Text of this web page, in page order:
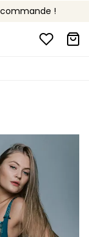
commande !
150